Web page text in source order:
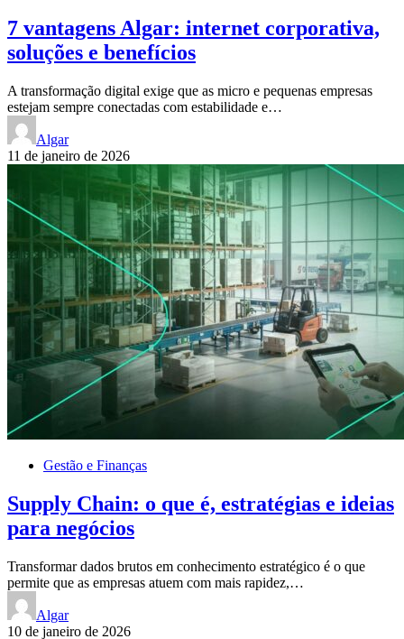
7 vantagens Algar: internet corporativa,
soluções e benefícios
A transformação digital exige que as micro e pequenas empresas
estejam sempre conectadas com estabilidade e…
Algar
11 de janeiro de 2026
Gestão e Finanças
Supply Chain: o que é, estratégias e ideias
para negócios
Transformar dados brutos em conhecimento estratégico é o que
permite que as empresas atuem com mais rapidez,…
Algar
10 de janeiro de 2026